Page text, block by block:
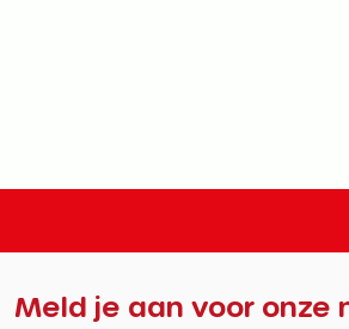
Meld je aan voor onze